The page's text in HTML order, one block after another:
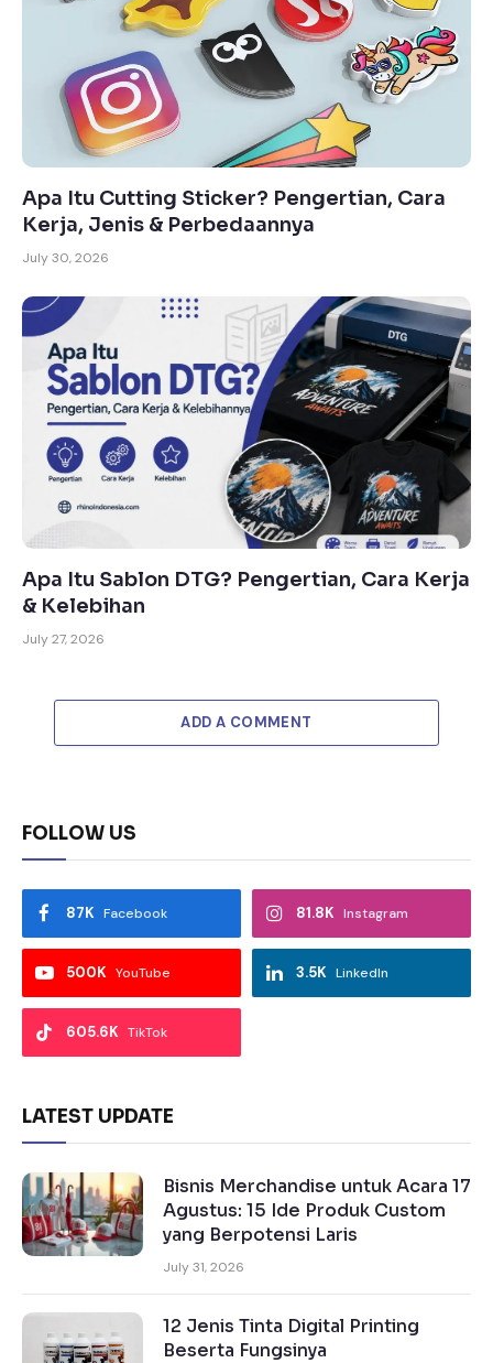
Apa Itu Cutting Sticker? Pengertian, Cara
Kerja, Jenis & Perbedaannya
July 30, 2026
Apa Itu Sablon DTG? Pengertian, Cara Kerja
& Kelebihan
July 27, 2026
ADD A COMMENT
FOLLOW US
Facebook
87K Instagram
81.8K
YouTube
500K LinkedIn
3.5K
TikTok
605.6K
LATEST UPDATE
Bisnis Merchandise untuk Acara 17
Agustus: 15 Ide Produk Custom
yang Berpotensi Laris
July 31, 2026
12 Jenis Tinta Digital Printing
Beserta Fungsinya